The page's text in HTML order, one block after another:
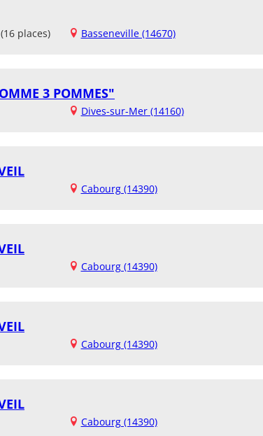
places) Basseneville (14670)
3 POMMES"
Dives-sur-Mer (14160)
Cabourg (14390)
Cabourg (14390)
Cabourg (14390)
Cabourg (14390)